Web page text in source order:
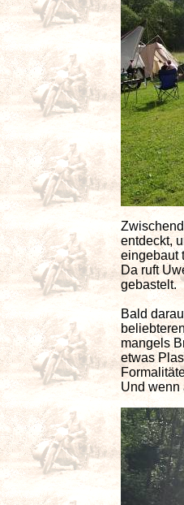
entdeckt,
eingebaut
Da ruft
gebastelt.
Bald
mangels
etwas
Und wenn